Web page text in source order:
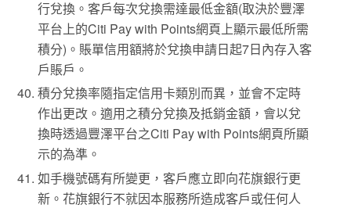
行兌換。客戶每次兌換需達最低金額(取決於豐澤
平台上的Citi Pay with Points網頁上顯示最低所需
積分)。賬單信用額將於兌換申請日起7日內存入客
戶賬戶。
積分兌換率隨指定信用卡類別而異，並會不定時
作出更改。適用之積分兌換及抵銷金額，會以兌
換時透過豐澤平台之Citi Pay with Points網頁所顯
示的為準。
如手機號碼有所變更，客戶應立即向花旗銀行更
新。花旗銀行不就因本服務所造成客戶或任何人